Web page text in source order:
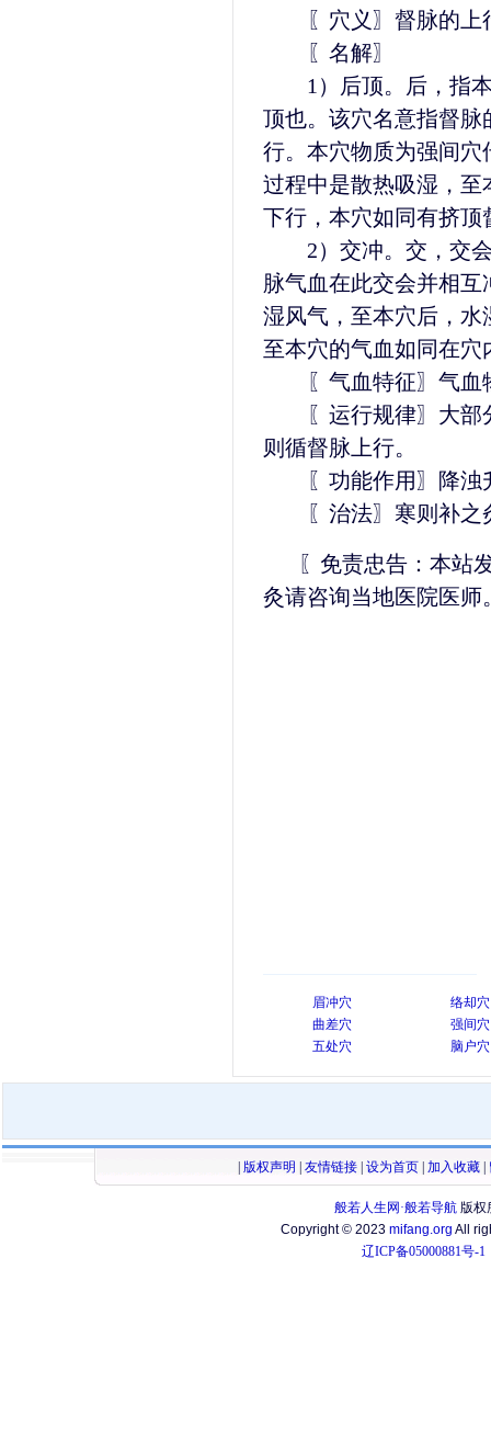
〖穴义〗督脉的上
〖名解〗
1）后顶。后，指本
顶也。该穴名意指督
行。本穴物质为强间
过程中是散热吸湿，
下行，本穴如同有挤
2）交冲。交，交会
脉气血在此交会并相
湿风气，至本穴后，
至本穴的气血如同在
〖气血特征〗气血
〖运行规律〗大部
则循督脉上行。
〖功能作用〗降浊
〖治法〗寒则补之
〖免责忠告：本站
灸请咨询当地医院医师
眉冲穴
曲差穴
五处穴
络却穴
强间穴
脑户穴
版权声明 友情链接 设为首页 加入收藏
般若人生网·般若导航版权
Copyright © 2023 mifang.org All
辽ICP备05000881号-1